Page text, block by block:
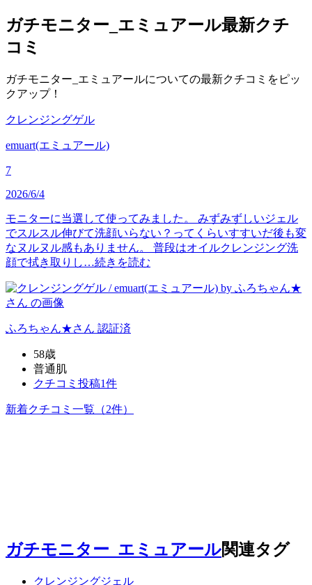
ガチモニター_エミュアール最新クチ
コミ
ガチモニター_エミュアールについての最新クチコミをピッ
クアップ！
クレンジングゲル
emuart(エミュアール)
7
2026/6/4
モニターに当選して使ってみました。 みずみずしいジェル
でスルスル伸びて洗顔いらない？ってくらいすすいだ後も変
なヌルヌル感もありません。 普段はオイルクレンジング洗
顔で拭き取りし…続きを読む
ふろちゃん★さん 認証済
58歳
普通肌
クチコミ投稿1件
新着クチコミ一覧 （2件）
ガチモニター_エミュアール関連タグ
クレンジングジェル